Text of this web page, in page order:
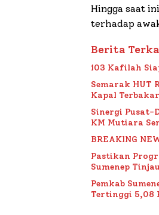
Hingga saat
terhadap
Berita
103 Kafilah
Semarak HUT
Kapal Terbakar
Sinergi Pusat-
KM Mutiara
BREAKING
Pastikan
Sumenep
Pemkab
Tertinggi 5,08